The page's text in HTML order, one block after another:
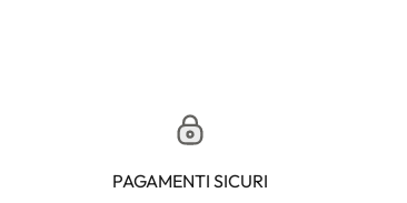
PAGAMENTI SICURI